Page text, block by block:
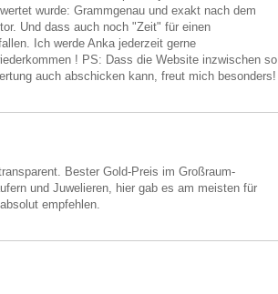
wurde: Grammgenau und exakt nach dem
Und dass auch noch "Zeit" für einen
Ich werde Anka jederzeit gerne
! PS: Dass die Website inzwischen so
auch abschicken kann, freut mich besonders!
Bester Gold-Preis im Großraum-
und Juwelieren, hier gab es am meisten für
empfehlen.